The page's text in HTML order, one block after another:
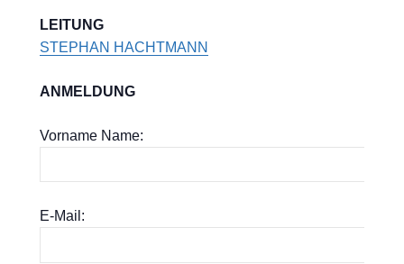
LEITUNG
STEPHAN HACHTMANN
ANMELDUNG
Vorname Name:
E-Mail: